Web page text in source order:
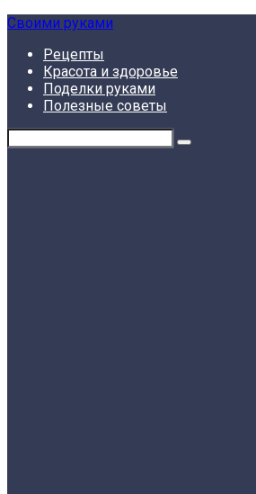
Skip
content
Своими руками
Рецепты
Красота и здоровье
Поделки руками
Полезные советы